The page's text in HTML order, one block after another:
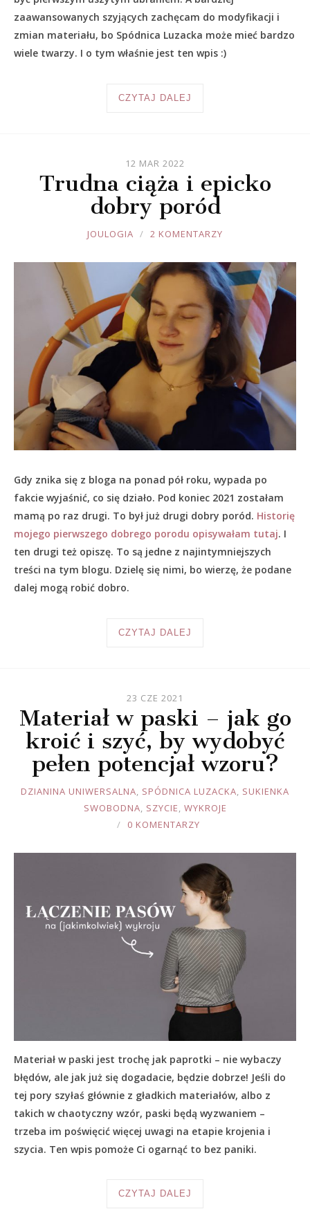
zaawansowanych szyjących zachęcam do modyfikacji i
zmian materiału, bo Spódnica Luzacka może mieć bardzo
wiele twarzy. I o tym właśnie jest ten wpis :)
CZYTAJ DALEJ
12 MAR 2022
Trudna ciąża i epicko
dobry poród
JOULE
JOULOGIA 2 KOMENTARZY
Gdy znika się z bloga na ponad pół roku, wypada po
fakcie wyjaśnić, co się działo. Pod koniec 2021 zostałam
mamą po raz drugi. To był już drugi dobry poród. Historię
mojego pierwszego dobrego porodu opisywałam tutaj. I
ten drugi też opiszę. To są jedne z najintymniejszych
treści na tym blogu. Dzielę się nimi, bo wierzę, że podane
dalej mogą robić dobro.
CZYTAJ DALEJ
23 CZE 2021
Materiał w paski – jak go
kroić i szyć, by wydobyć
pełen potencjał wzoru?
JOULE
DZIANINA UNIWERSALNA, SPÓDNICA LUZACKA, SUKIENKA
SWOBODNA, SZYCIE, WYKROJE
0 KOMENTARZY
Materiał w paski jest trochę jak paprotki – nie wybaczy
błędów, ale jak już się dogadacie, będzie dobrze! Jeśli do
tej pory szyłaś głównie z gładkich materiałów, albo z
takich w chaotyczny wzór, paski będą wyzwaniem –
trzeba im poświęcić więcej uwagi na etapie krojenia i
szycia. Ten wpis pomoże Ci ogarnąć to bez paniki.
CZYTAJ DALEJ